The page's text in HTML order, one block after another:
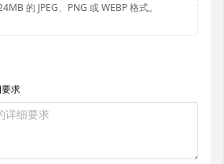
的 JPEG、PNG 或 WEBP 格式。
求